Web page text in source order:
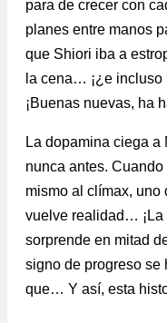
para de crecer con
planes entre manos
que Shiori iba a
la cena… ¡¿e
¡Buenas nuevas, ha
La dopamina ciega a
nunca antes.
mismo al clímax, uno
vuelve realidad… ¡La
sorprende en mitad
signo de progreso se
que… Y así, esta